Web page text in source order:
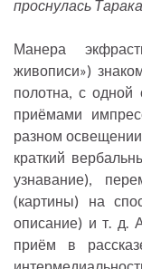
проснулась
Манера
живописи»)
полотна, с одной
приёмами
разном
краткий
узнавание),
(картины) на
описание) и т. д.
приём в